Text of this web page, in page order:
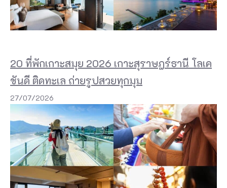
20 ที่พักเกาะสมุย 2026 เกาะสุราษฎร์ธานี โลเค
ชันดี ติดทะเล ถ่ายรูปสวยทุกมุม
27/07/2026